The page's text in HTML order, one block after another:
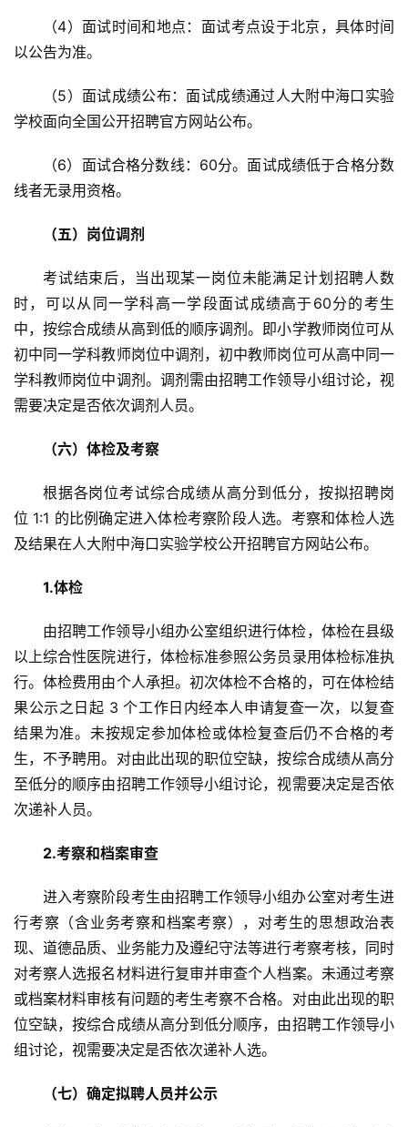
（4）面试时间和地点：面试考点设于北京，具体时间
以公告为准。
（5）面试成绩公布：面试成绩通过人大附中海口实验
学校面向全国公开招聘官方网站公布。
（6）面试合格分数线：60分。面试成绩低于合格分数
线者无录用资格。
（五）岗位调剂
考试结束后，当出现某一岗位未能满足计划招聘人数
时，可以从同一学科高一学段面试成绩高于60分的考生
中，按综合成绩从高到低的顺序调剂。即小学教师岗位可从
初中同一学科教师岗位中调剂，初中教师岗位可从高中同一
学科教师岗位中调剂。调剂需由招聘工作领导小组讨论，视
需要决定是否依次调剂人员。
（六）体检及考察
根据各岗位考试综合成绩从高分到低分，按拟招聘岗
位 1:1 的比例确定进入体检考察阶段人选。考察和体检人选
及结果在人大附中海口实验学校公开招聘官方网站公布。
1.体检
由招聘工作领导小组办公室组织进行体检，体检在县级
以上综合性医院进行，体检标准参照公务员录用体检标准执
行。体检费用由个人承担。初次体检不合格的，可在体检结
果公示之日起 3 个工作日内经本人申请复查一次，以复查
结果为准。未按规定参加体检或体检复查后仍不合格的考
生，不予聘用。对由此出现的职位空缺，按综合成绩从高分
至低分的顺序由招聘工作领导小组讨论，视需要决定是否依
次递补人员。
2.考察和档案审查
进入考察阶段考生由招聘工作领导小组办公室对考生进
行考察（含业务考察和档案考察），对考生的思想政治表
现、道德品质、业务能力及遵纪守法等进行考察考核，同时
对考察人选报名材料进行复审并审查个人档案。未通过考察
或档案材料审核有问题的考生考察不合格。对由此出现的职
位空缺，按综合成绩从高分到低分顺序，由招聘工作领导小
组讨论，视需要决定是否依次递补人选。
（七）确定拟聘人员并公示